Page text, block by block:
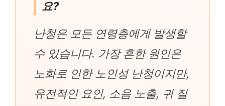
요?
난청은 모든 연령층에게 발생할
수 있습니다. 가장 흔한 원인은
노화로 인한 노인성 난청이지만,
유전적인 요인, 소음 노출, 귀 질